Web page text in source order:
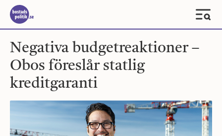
Negativa budgetreaktioner –
Obos föreslår statlig
kreditgaranti